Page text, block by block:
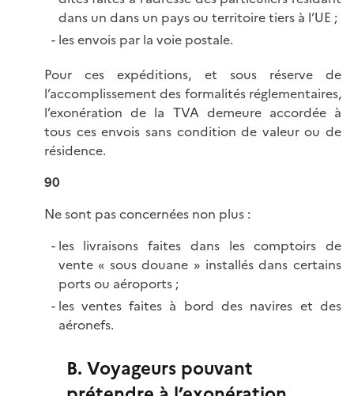
dans un dans un pays ou territoire tiers à l’UE ;
les envois par la voie postale.
Pour ces expéditions, et sous réserve de
l’accomplissement des formalités réglementaires,
l’exonération de la TVA demeure accordée à
tous ces envois sans condition de valeur ou de
résidence.
90
Ne sont pas concernées non plus :
les livraisons faites dans les comptoirs de
vente « sous douane » installés dans certains
ports ou aéroports ;
les ventes faites à bord des navires et des
aéronefs.
B. Voyageurs pouvant